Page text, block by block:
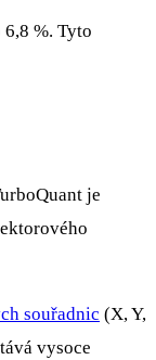
%. Tyto
je
souřadnic (X, Y,
vysoce